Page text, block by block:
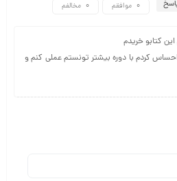
موافقم مخالفم
کتابو خریدم
کردم با دوره بیشتر تونستم عملی کنم و